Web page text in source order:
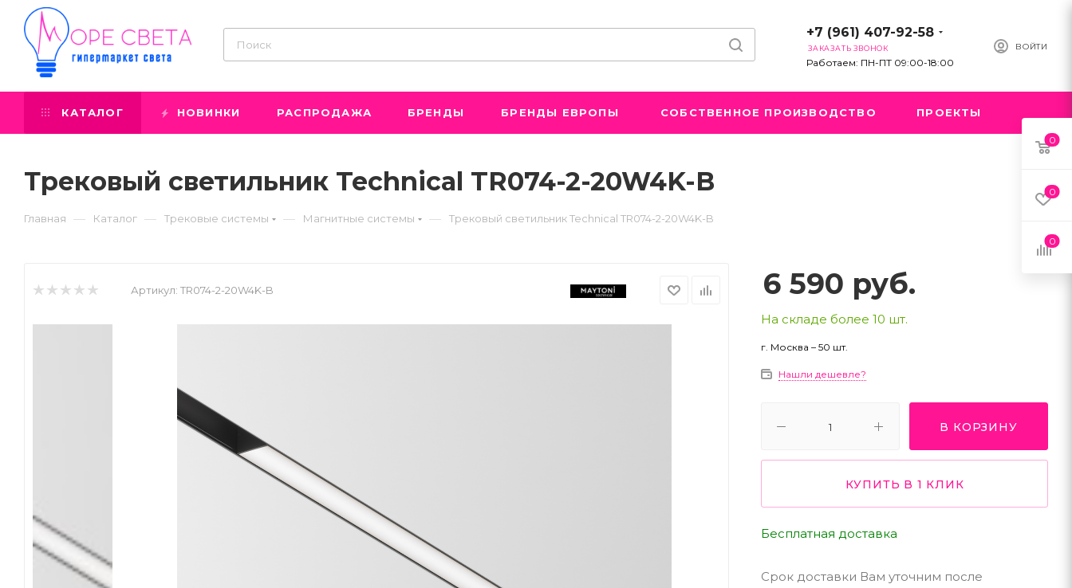
ВОЙТИ
+7 (961) 407-92-58
ЗАКАЗАТЬ ЗВОНОК
Работаем: ПН-ПТ 09:00-18:00
КАТАЛОГ НОВИНКИ РАСПРОДАЖА БРЕНДЫ БРЕНДЫ ЕВРОПЫ СОБСТВЕННОЕ ПРОИЗВОДСТВО ПРОЕКТЫ
Трековый светильник Technical TR074-2-20W4K-B
Главная — Каталог — Трековые системы — Магнитные системы — Трековый светильник Technical TR074-2-20W4K-B
Артикул: TR074-2-20W4K-B 6 590 руб.
На складе более 10 шт.
г. Москва – 50 шт.
Нашли дешевле?
В КОРЗИНУ
КУПИТЬ В 1 КЛИК
Бесплатная доставка
Срок доставки Вам уточним после
0
0
0